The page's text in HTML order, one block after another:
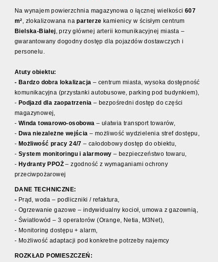
Na wynajem powierzchnia magazynowa o łącznej wielkości 607
m², zlokalizowana naparterze kamienicy w ścisłym centrum
Bielska-Białej, przy głównej arterii komunikacyjnej miasta –
gwarantowany dogodny dostęp dla pojazdów dostawczych i
personelu.
Atuty obiektu:
- Bardzo dobra lokalizacja – centrum miasta, wysoka dostępność
komunikacyjna (przystanki autobusowe, parking pod budynkiem),
- Podjazd dla zaopatrzenia – bezpośredni dostęp do części
magazynowej,
- Winda towarowo-osobowa – ułatwia transport towarów,
- Dwa niezależne wejścia – możliwość wydzielenia stref dostępu,
- Możliwość pracy 24/7 – całodobowy dostęp do obiektu,
- System monitoringu i alarmowy – bezpieczeństwo towaru,
- Hydranty PPOŻ – zgodność z wymaganiami ochrony
przeciwpożarowej
DANE TECHNICZNE:
- Prąd, woda – podliczniki / refaktura,
- Ogrzewanie gazowe – indywidualny kocioł, umowa z gazownią,
- Światłowód – 3 operatorów (Orange, Netia, M3Net),
- Monitoring dostępu + alarm,
- Możliwość adaptacji pod konkretne potrzeby najemcy
ROZKŁAD POMIESZCZEŃ: